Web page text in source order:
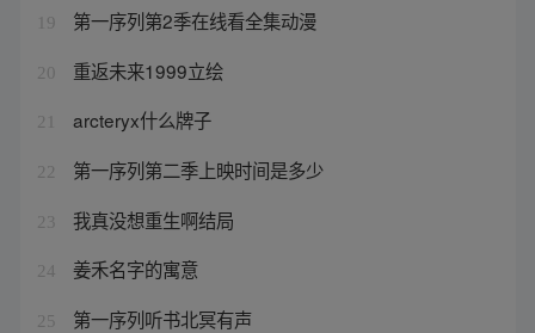
19 第一序列第2季在线看全集动漫
20 重返未来1999立绘
21 arcteryx什么牌子
22 第一序列第二季上映时间是多少
23 我真没想重生啊结局
24 姜禾名字的寓意
25 第一序列听书北冥有声